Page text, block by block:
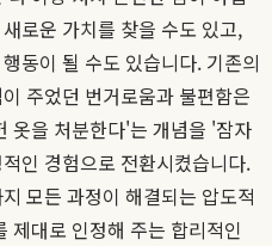
로운 가치를 찾을 수도 있고,
동이 될 수도 있습니다. 기존의
주었던 번거로움과 불편함은
옷을 처분한다'는 개념을 '잠자
인 경험으로 전환시켰습니다.
모든 과정이 해결되는 압도적
제대로 인정해 주는 합리적인